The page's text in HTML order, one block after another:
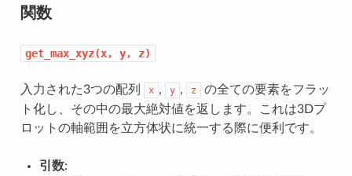
関数
get_max_xyz(x, y, z)
入力された3つの配列 x , y , z
の全ての要素をフラッ
ト化し、その中の最大絶対値を返します。これは3Dプ
ロットの軸範囲を立方体状に統一する際に便利です。
引数: